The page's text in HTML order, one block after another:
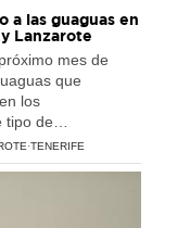
a las guaguas en
Lanzarote
mes de
que
los
tipo de…
·TENERIFE